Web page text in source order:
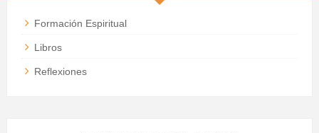
Formación Espiritual
Libros
Reflexiones